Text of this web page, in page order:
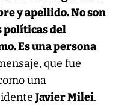
y apellido. No son
políticas del
Es una persona
que fue
una
Javier Milei.